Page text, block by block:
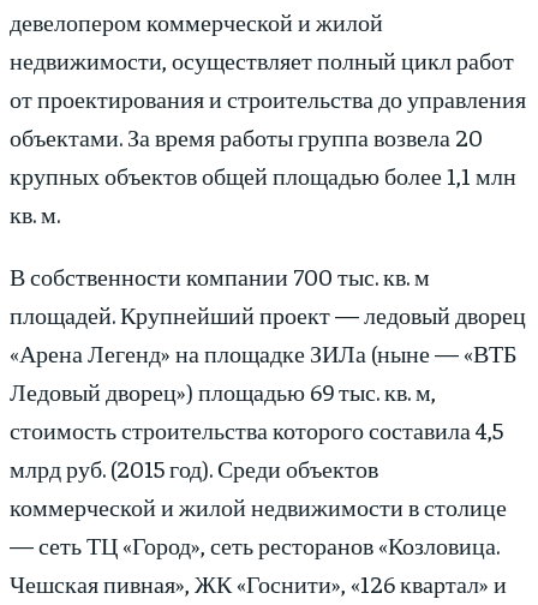
девелопером коммерческой и жилой
недвижимости, осуществляет полный цикл работ
от проектирования и строительства до управления
объектами. За время работы группа возвела 20
крупных объектов общей площадью более 1,1 млн
кв. м.
В собственности компании 700 тыс. кв. м
площадей. Крупнейший проект — ледовый дворец
«Арена Легенд» на площадке ЗИЛа (ныне — «ВТБ
Ледовый дворец») площадью 69 тыс. кв. м,
стоимость строительства которого составила 4,5
млрд руб. (2015 год). Среди объектов
коммерческой и жилой недвижимости в столице
— сеть ТЦ «Город», сеть ресторанов «Козловица.
Чешская пивная», ЖК «Госнити», «126 квартал» и